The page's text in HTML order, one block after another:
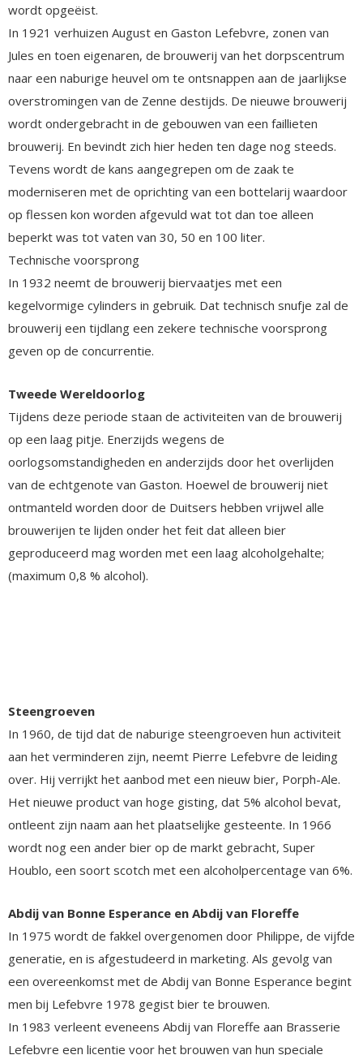
wordt opgeëist.
In 1921 verhuizen August en Gaston Lefebvre, zonen van
Jules en toen eigenaren, de brouwerij van het dorpscentrum
naar een naburige heuvel om te ontsnappen aan de jaarlijkse
overstromingen van de Zenne destijds. De nieuwe brouwerij
wordt ondergebracht in de gebouwen van een faillieten
brouwerij. En bevindt zich hier heden ten dage nog steeds.
Tevens wordt de kans aangegrepen om de zaak te
moderniseren met de oprichting van een bottelarij waardoor
op flessen kon worden afgevuld wat tot dan toe alleen
beperkt was tot vaten van 30, 50 en 100 liter.
Technische voorsprong
In 1932 neemt de brouwerij biervaatjes met een
kegelvormige cylinders in gebruik. Dat technisch snufje zal de
brouwerij een tijdlang een zekere technische voorsprong
geven op de concurrentie.
Tweede Wereldoorlog
Tijdens deze periode staan de activiteiten van de brouwerij
op een laag pitje. Enerzijds wegens de
oorlogsomstandigheden en anderzijds door het overlijden
van de echtgenote van Gaston. Hoewel de brouwerij niet
ontmanteld worden door de Duitsers hebben vrijwel alle
brouwerijen te lijden onder het feit dat alleen bier
geproduceerd mag worden met een laag alcoholgehalte;
(maximum 0,8 % alcohol).
Steengroeven
In 1960, de tijd dat de naburige steengroeven hun activiteit
aan het verminderen zijn, neemt Pierre Lefebvre de leiding
over. Hij verrijkt het aanbod met een nieuw bier, Porph-Ale.
Het nieuwe product van hoge gisting, dat 5% alcohol bevat,
ontleent zijn naam aan het plaatselijke gesteente. In 1966
wordt nog een ander bier op de markt gebracht, Super
Houblo, een soort scotch met een alcoholpercentage van 6%.
Abdij van Bonne Esperance en Abdij van Floreffe
In 1975 wordt de fakkel overgenomen door Philippe, de vijfde
generatie, en is afgestudeerd in marketing. Als gevolg van
een overeenkomst met de Abdij van Bonne Esperance begint
men bij Lefebvre 1978 gegist bier te brouwen.
In 1983 verleent eveneens Abdij van Floreffe aan Brasserie
Lefebvre een licentie voor het brouwen van hun speciale